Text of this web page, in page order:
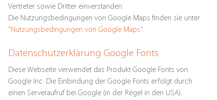
Vertreter sowie Dritter einverstanden.
Die Nutzungsbedingungen von Google Maps finden sie unter
"Nutzungsbedingungen von Google Maps".
Datenschutzerklärung Google Fonts
Diese Webseite verwendet das Produkt Google Fonts von
Google Inc. Die Einbindung der Google Fonts erfolgt durch
einen Serveraufruf bei Google (in der Regel in den USA).